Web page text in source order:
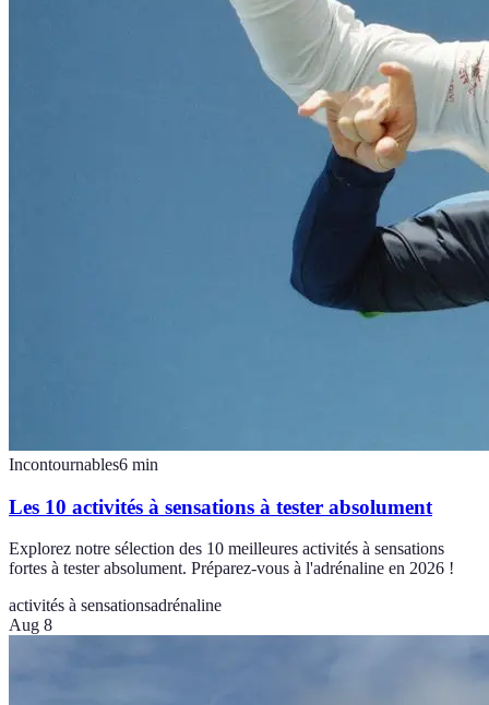
Incontournables6 min
Les 10 activités à sensations à tester absolument
Explorez notre sélection des 10 meilleures activités à sensations
fortes à tester absolument. Préparez-vous à l'adrénaline en 2026 !
activités à sensationsadrénaline
Aug 8